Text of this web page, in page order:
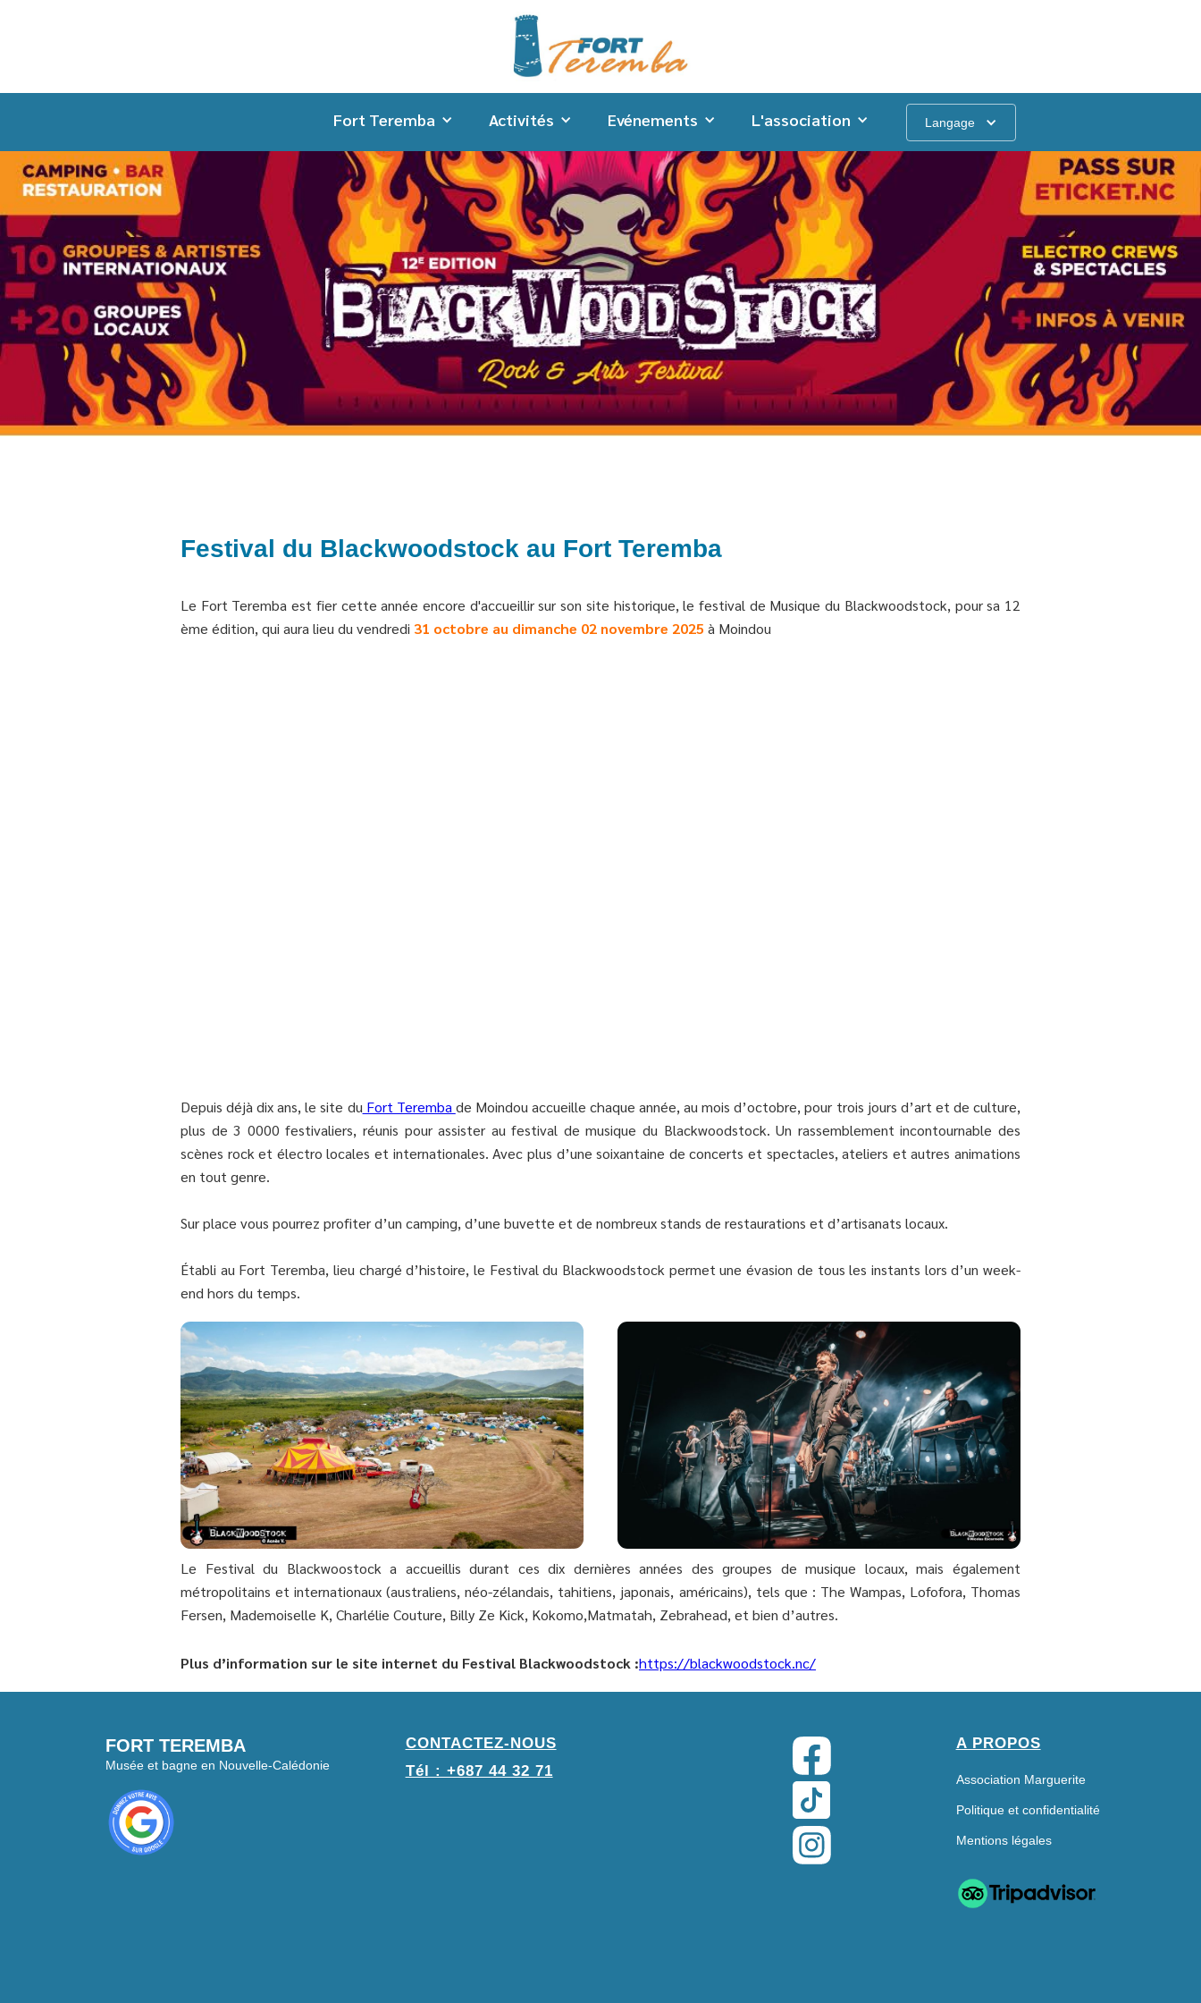
Fort Teremba Activités Evénements L'association Langage
Festival du Blackwoodstock au Fort Teremba
Le Fort Teremba est fier cette année encore d'accueillir sur son site historique, le festival de Musique du Blackwoodstock, pour sa 12
ème édition, qui aura lieu du vendredi 31 octobre au dimanche 02 novembre 2025 à Moindou
Depuis déjà dix ans, le site du Fort Teremba de Moindou accueille chaque année, au mois d’octobre, pour trois jours d’art et de culture,
plus de 3 0000 festivaliers, réunis pour assister au festival de musique du Blackwoodstock. Un rassemblement incontournable des
scènes rock et électro locales et internationales. Avec plus d’une soixantaine de concerts et spectacles, ateliers et autres animations
en tout genre.
Sur place vous pourrez profiter d’un camping, d’une buvette et de nombreux stands de restaurations et d’artisanats locaux.
Établi au Fort Teremba, lieu chargé d’histoire, le Festival du Blackwoodstock permet une évasion de tous les instants lors d’un week-
end hors du temps.
Le Festival du Blackwoostock a accueillis durant ces dix dernières années des groupes de musique locaux, mais également
métropolitains et internationaux (australiens, néo-zélandais, tahitiens, japonais, américains), tels que : The Wampas, Lofofora, Thomas
Fersen, Mademoiselle K, Charlélie Couture, Billy Ze Kick, Kokomo,Matmatah, Zebrahead, et bien d’autres.
Plus d’information sur le site internet du Festival Blackwoodstock :https://blackwoodstock.nc/
FORT TEREMBA
Musée et bagne en Nouvelle-Calédonie
CONTACTEZ-NOUS
Tél : +687 44 32 71
A PROPOS
Association Marguerite
Politique et confidentialité
Mentions légales